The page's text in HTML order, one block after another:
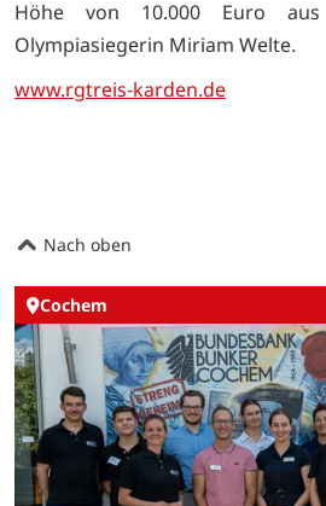
Höhe von 10.000 Euro
Olympiasiegerin Miriam Welte.
www.rgtreis-karden.de
Nach oben
Cochem